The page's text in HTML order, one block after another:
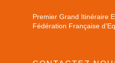
Premier Grand Itinéraire
Fédération Française